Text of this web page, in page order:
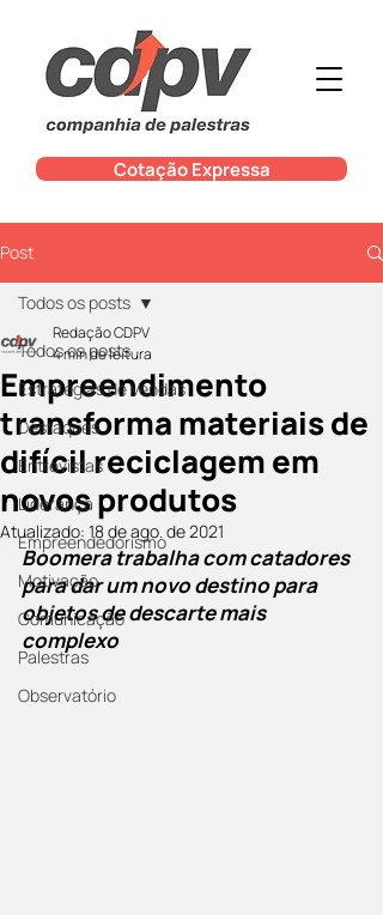
Cotação Expressa
Post
Todos os posts
Estratégias de Vendas
Destaques
Entrevistas
Liderança
Empreendedorismo
Motivação
Comunicação
Palestras
Observatório
Todos os posts
Empreendimento
transforma materiais de
difícil reciclagem em
novos produtos
Redação CDPV
4 min de leitura
Atualizado: 18 de ago. de 2021
Boomera trabalha com catadores
para dar um novo destino para
objetos de descarte mais
complexo